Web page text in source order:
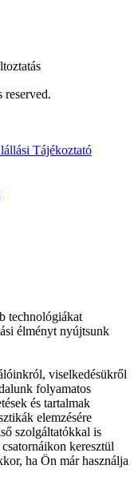
Tájékoztató
technológiákat
élményt nyújtsunk
viselkedésükről
folyamatos
és tartalmak
elemzésére
szolgáltatókkal is
keresztül
ha Ön már használja